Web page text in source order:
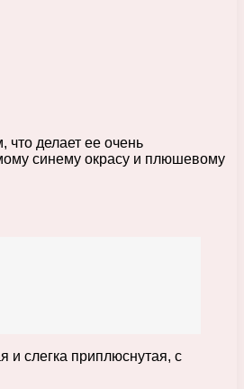
делает ее очень
синему окрасу и плюшевому
и слегка приплюснутая, с